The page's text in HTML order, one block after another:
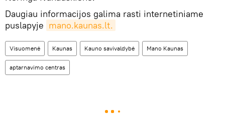
Daugiau informacijos galima rasti internetiniame
puslapyje mano.kaunas.lt.
Visuomenė Kaunas Kauno savivaldybė Mano Kaunas
aptarnavimo centras